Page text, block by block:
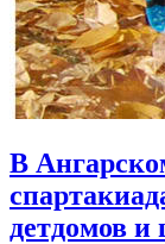
В
детдомов и